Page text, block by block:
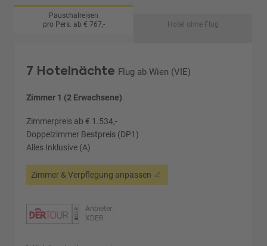
Pauschalreisen
pro Pers. ab € 767,-
Hotel ohne Flug
7 Hotelnächte Flug ab Wien (VIE)
Zimmer 1 (2 Erwachsene)
Zimmerpreis ab € 1.534,-
Doppelzimmer Bestpreis (DP1)
Alles Inklusive (A)
Zimmer & Verpflegung anpassen
Anbieter:
XDER